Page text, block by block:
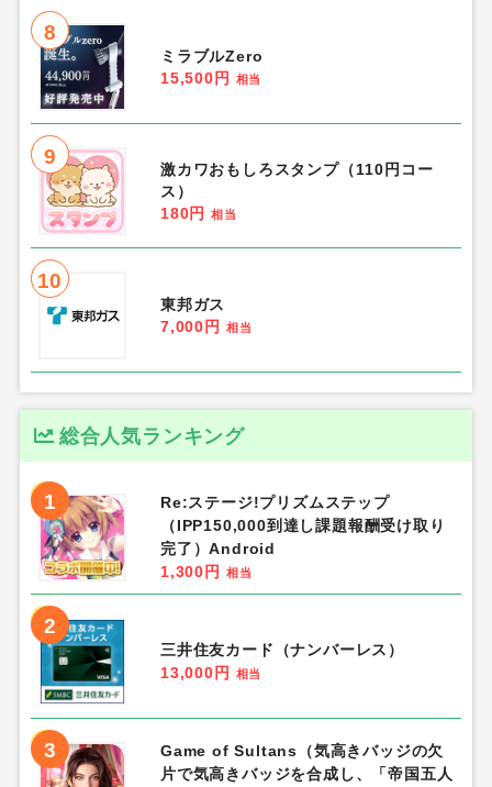
8
ミラブルZero
15,500円
相当
9
激カワおもしろスタンプ（110円コー
ス）
180円
相当
10
東邦ガス
7,000円
相当
総合人気ランキング
1
Re:ステージ!プリズムステップ
（IPP150,000到達し課題報酬受け取り
完了）Android
1,300円
相当
2
三井住友カード（ナンバーレス）
13,000円
相当
3
Game of Sultans（気高きバッジの欠
片で気高きバッジを合成し、「帝国五人